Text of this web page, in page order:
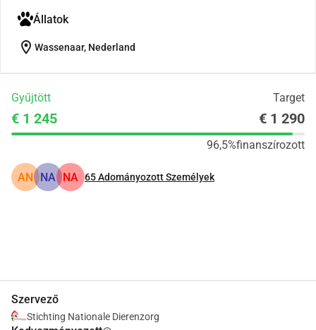
Állatok
location_on Wassenaar, Nederland
Gyűjtött Target
€ 1 245 € 1 290
96,5%finanszírozott
AN NA NA 65Adományozott Személyek
Szervező
Stichting Nationale Dierenzorg